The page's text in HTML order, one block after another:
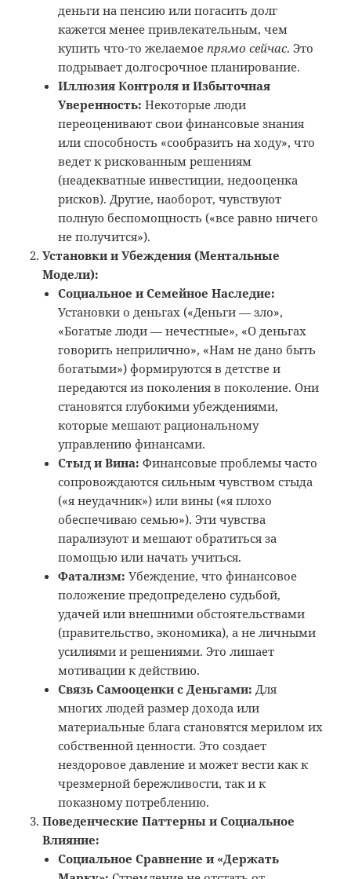
деньги на пенсию или погасить долг
кажется менее привлекательным, чем
купить что-то желаемое прямо сейчас. Это
подрывает долгосрочное планирование.
Иллюзия Контроля и Избыточная
Уверенность: Некоторые люди
переоценивают свои финансовые знания
или способность «сообразить на ходу», что
ведет к рискованным решениям
(неадекватные инвестиции, недооценка
рисков). Другие, наоборот, чувствуют
полную беспомощность («все равно ничего
не получится»).
Установки и Убеждения (Ментальные
Модели):
Социальное и Семейное Наследие:
Установки о деньгах («Деньги — зло»,
«Богатые люди — нечестные», «О деньгах
говорить неприлично», «Нам не дано быть
богатыми») формируются в детстве и
передаются из поколения в поколение. Они
становятся глубокими убеждениями,
которые мешают рациональному
управлению финансами.
Стыд и Вина: Финансовые проблемы часто
сопровождаются сильным чувством стыда
(«я неудачник») или вины («я плохо
обеспечиваю семью»). Эти чувства
парализуют и мешают обратиться за
помощью или начать учиться.
Фатализм: Убеждение, что финансовое
положение предопределено судьбой,
удачей или внешними обстоятельствами
(правительство, экономика), а не личными
усилиями и решениями. Это лишает
мотивации к действию.
Связь Самооценки с Деньгами: Для
многих людей размер дохода или
материальные блага становятся мерилом их
собственной ценности. Это создает
нездоровое давление и может вести как к
чрезмерной бережливости, так и к
показному потреблению.
Поведенческие Паттерны и Социальное
Влияние:
Социальное Сравнение и «Держать